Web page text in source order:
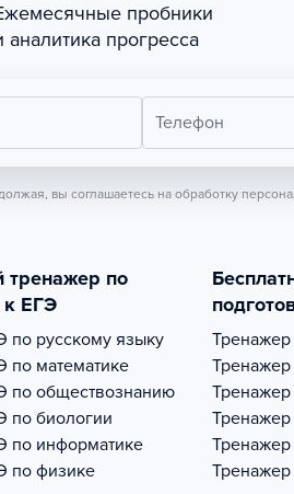
пробники
аналитика прогресса
Телефон
вы соглашаетесь на обработку
тренажер по
к ЕГЭ
по русскому языку
по математике
по обществознанию
по биологии
по информатике
по физике
Тренажер
Тренажер
Тренажер
Тренажер
Тренажер
Тренажер